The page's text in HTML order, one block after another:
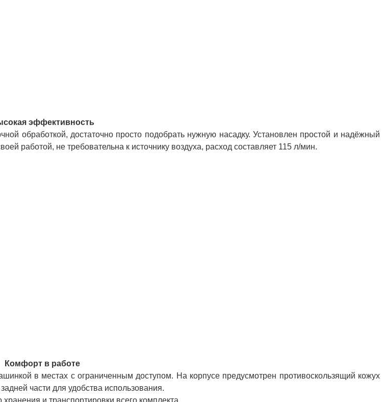
эффективность
обработкой, достаточно просто подобрать нужную насадку. Установлен простой и надёжный
работой, не требовательна к источнику воздуха, расход составляет 115 л/мин.
Комфорт в работе
в местах с ограниченным доступом. На корпусе предусмотрен противоскользящий кожух
части для удобства использования.
и транспортировки всего комплекта.